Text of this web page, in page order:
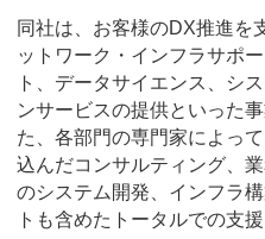
同社は、お客様のDX推進を
ットワーク・インフラサポ
ト、データサイエンス、シ
ンサービスの提供といった
た、各部門の専門家によっ
込んだコンサルティング、
のシステム開発、インフラ
トも含めたトータルでの支